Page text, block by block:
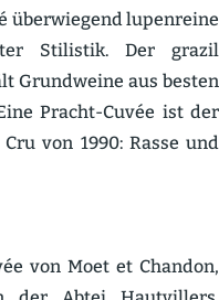
überwiegend lupen­reine
Stilistik. Der grazil
Grund­weine aus besten
Pracht-Cuvée ist der
von 1990: Rasse und
von Moet et Chandon,